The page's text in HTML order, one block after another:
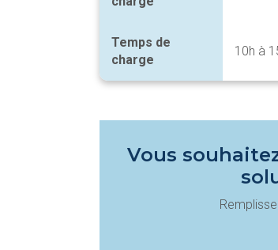
Temps de
charge
10h à
Vous